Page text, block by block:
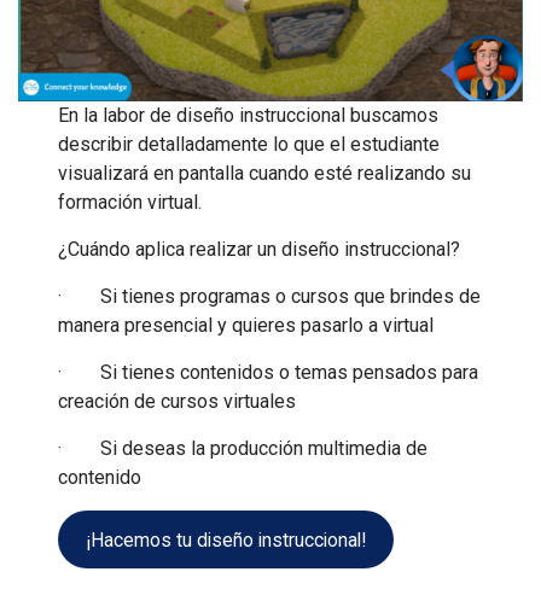
En la labor de diseño instruccional buscamos
describir detalladamente lo que el estudiante
visualizará en pantalla cuando esté realizando su
formación virtual.
¿Cuándo aplica realizar un diseño instruccional?
· Si tienes programas o cursos que brindes de
manera presencial y quieres pasarlo a virtual
· Si tienes contenidos o temas pensados para
creación de cursos virtuales
· Si deseas la producción multimedia de
contenido
¡Hacemos tu diseño instruccional!